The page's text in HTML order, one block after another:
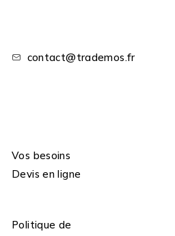
contact@trademos.fr
Vos besoins
Devis en ligne
Politique de